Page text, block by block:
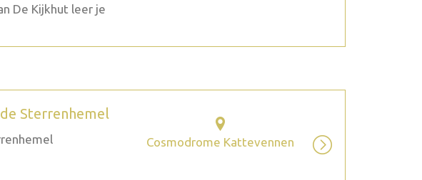
De Kijkhut leer je
Sterrenhemel
Cosmodrome Kattevennen